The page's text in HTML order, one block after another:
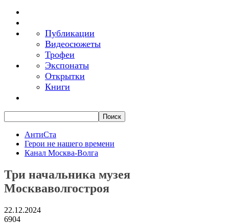
Публикации
Видеосюжеты
Трофеи
Экспонаты
Открытки
Книги
АнтиСта
Герои не нашего времени
Канал Москва-Волга
Три начальника музея
Москваволгостроя
22.12.2024
6904